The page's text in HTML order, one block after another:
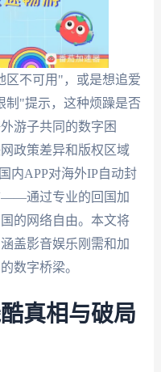
区不可用"，或是想追爱
制"提示，这种烦躁是否
游子共同的数字困
政策差异和版权区域
内APP对海外IP自动封
——通过专业的回国加
的网络自由。本文将
盖影音娱乐刚需和加
数字桥梁。
真相与破局